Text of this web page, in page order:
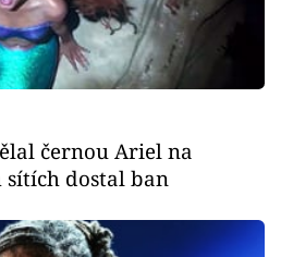
černou Ariel na
dostal ban